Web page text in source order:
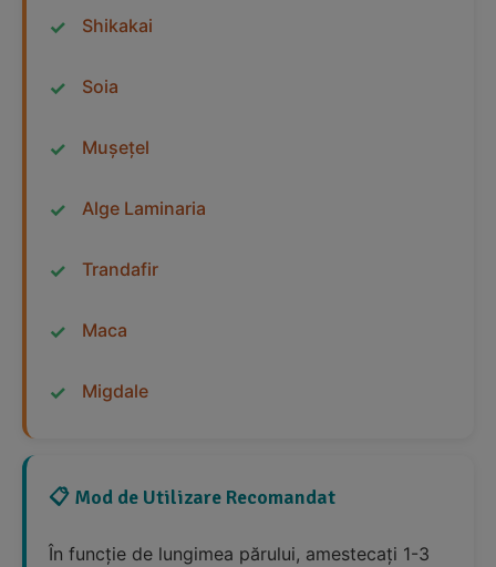
Shikakai
Soia
Mușețel
Alge Laminaria
Trandafir
Maca
Migdale
📋 Mod de Utilizare Recomandat
În funcție de lungimea părului, amestecați 1-3